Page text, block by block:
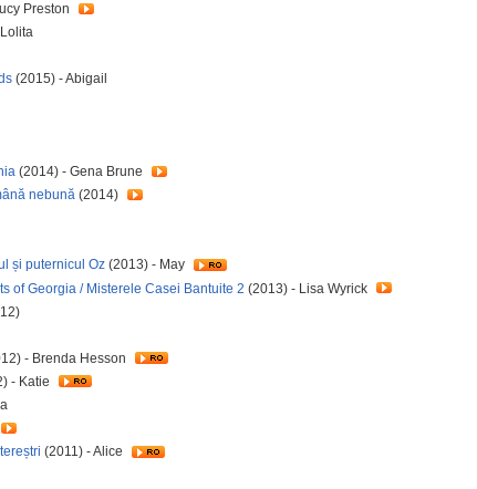
Preston
(2015) - Abigail
(2014) - Gena Brune
nebună (2014)
și puternicul Oz (2013) - May
of Georgia / Misterele Casei Bantuite 2 (2013) - Lisa Wyrick
- Brenda Hesson
- Katie
(2011) - Alice